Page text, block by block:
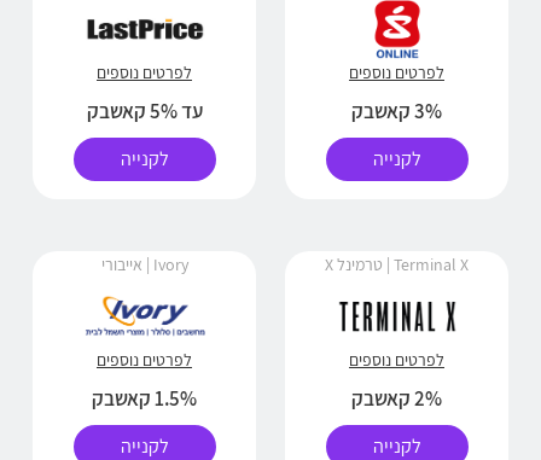
לפרטים נוספים
3% קאשבק
לקנייה
לפרטים נוספים
עד 5% קאשבק
לקנייה
Terminal X | טרמינל X
לפרטים נוספים
2% קאשבק
לקנייה
Ivory | אייבורי
לפרטים נוספים
1.5% קאשבק
לקנייה